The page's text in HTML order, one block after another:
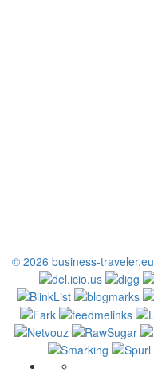
© 2026 business-traveler.eu